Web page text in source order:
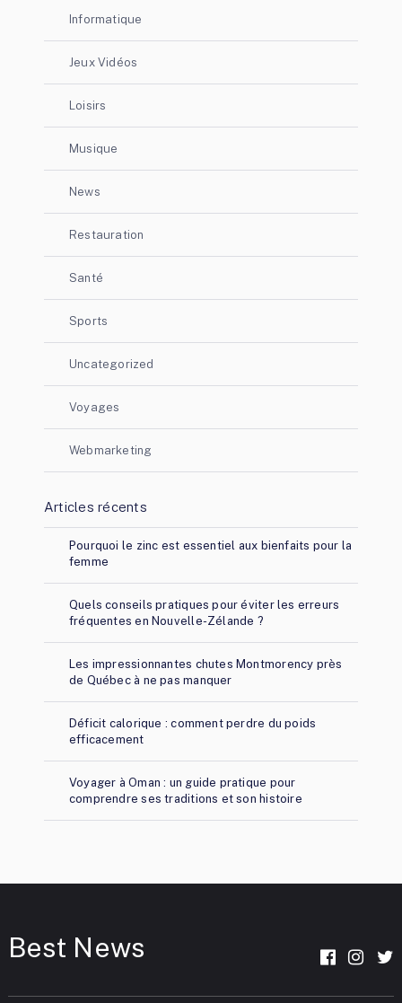
Informatique
Jeux Vidéos
Loisirs
Musique
News
Restauration
Santé
Sports
Uncategorized
Voyages
Webmarketing
Articles récents
Pourquoi le zinc est essentiel aux bienfaits pour la
femme
Quels conseils pratiques pour éviter les erreurs
fréquentes en Nouvelle-Zélande ?
Les impressionnantes chutes Montmorency près
de Québec à ne pas manquer
Déficit calorique : comment perdre du poids
efficacement
Voyager à Oman : un guide pratique pour
comprendre ses traditions et son histoire
Best News